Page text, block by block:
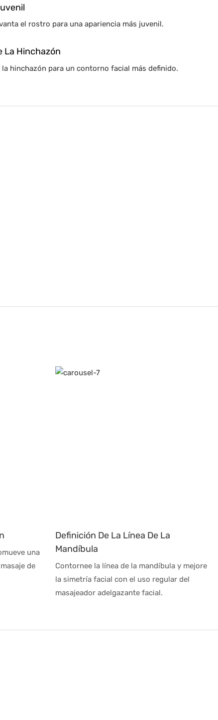
el rostro para una apariencia más juvenil.
La Hinchazón
hinchazón para un contorno facial más definido.
una
de
Definición De La Línea De La
Mandíbula
Contornee la línea de la mandíbula y mejore
la simetría facial con el uso regular del
masajeador adelgazante facial.